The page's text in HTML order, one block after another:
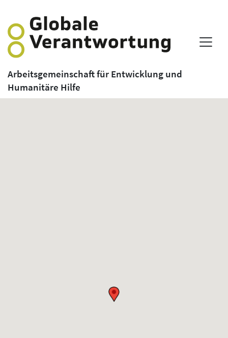
Arbeitsgemeinschaft für Entwicklung und
Humanitäre Hilfe